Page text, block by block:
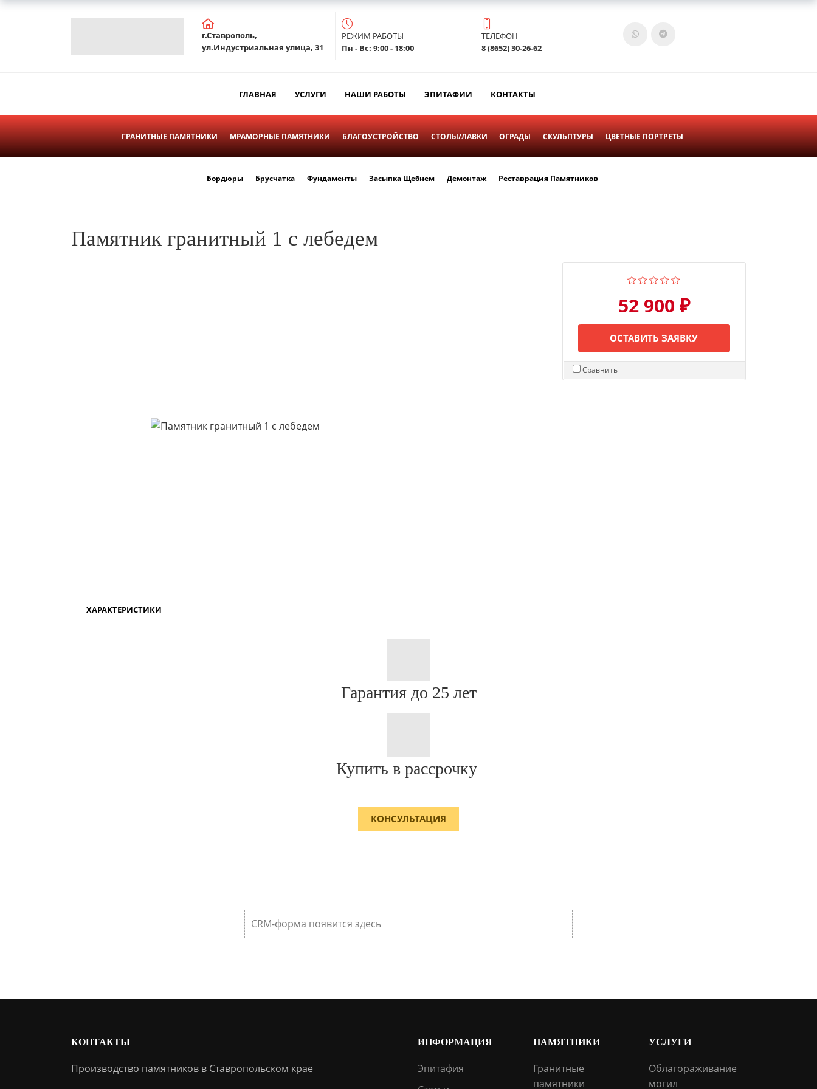
г.Ставрополь,
ул.Индустриальная улица, 31
РЕЖИМ РАБОТЫ
Пн - Вс: 9:00 - 18:00
ТЕЛЕФОН
8 (8652) 30-26-62
ГЛАВНАЯ УСЛУГИ НАШИ РАБОТЫ ЭПИТАФИИ КОНТАКТЫ
ГРАНИТНЫЕ ПАМЯТНИКИ МРАМОРНЫЕ ПАМЯТНИКИ БЛАГОУСТРОЙСТВО СТОЛЫ/ЛАВКИ ОГРАДЫ СКУЛЬПТУРЫ ЦВЕТНЫЕ ПОРТРЕТЫ
Бордюры Брусчатка Фундаменты Засыпка Щебнем Демонтаж Реставрация Памятников
Памятник гранитный 1 с лебедем
52 900 ₽
ОСТАВИТЬ ЗАЯВКУ
Сравнить
ХАРАКТЕРИСТИКИ
Гарантия до 25 лет
Купить в рассрочку
КОНСУЛЬТАЦИЯ
CRM-форма появится здесь
КОНТАКТЫ
Производство памятников в Ставропольском крае
ИНФОРМАЦИЯ
Эпитафия
ПАМЯТНИКИ
Гранитные
памятники
УСЛУГИ
Облагораживание
могил